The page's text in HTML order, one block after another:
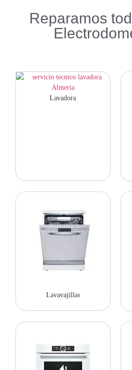
Reparamos
Lavadora
Lavavajillas